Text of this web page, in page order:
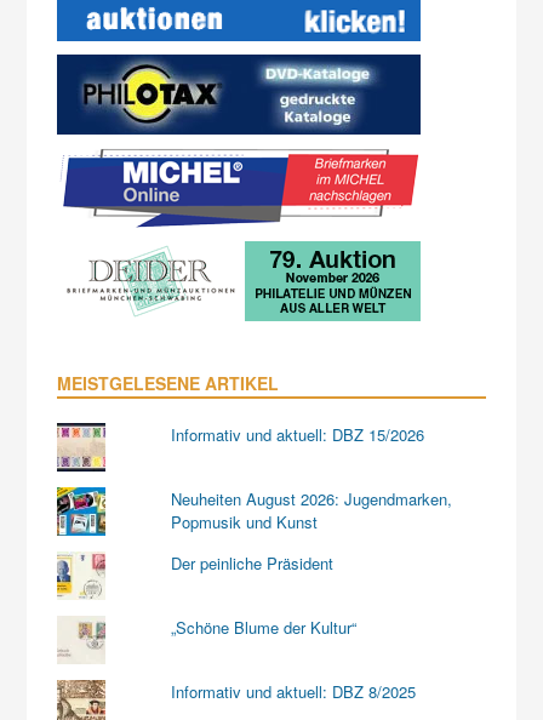
MEISTGELESENE ARTIKEL
Informativ und aktuell: DBZ 15/2026
Neuheiten August 2026: Jugendmarken,
Popmusik und Kunst
Der peinliche Präsident
„Schöne Blume der Kultur“
Informativ und aktuell: DBZ 8/2025